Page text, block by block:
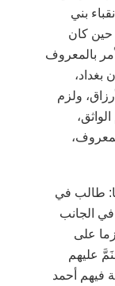
بني
حين كان
بالمعروف
بغداد،
ولزم
طالب في
في الجانب
على
في شعبان سنة ( 231 ) فَنَمَّ عليهم
فيهم أحمد